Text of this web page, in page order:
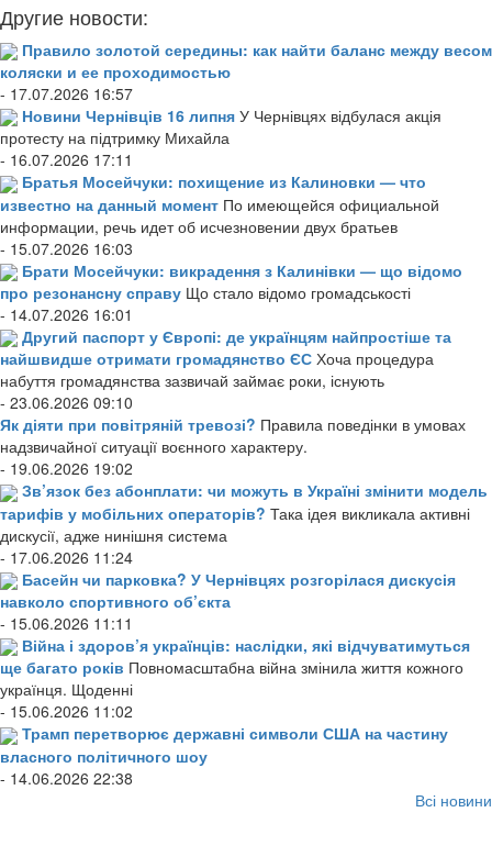
Другие новости:
Правило золотой середины: как найти баланс между весом
коляски и ее проходимостью
- 17.07.2026 16:57
Новини Чернівців 16 липня У Чернівцях відбулася акція
протесту на підтримку Михайла
- 16.07.2026 17:11
Братья Мосейчуки: похищение из Калиновки — что
известно на данный момент По имеющейся официальной
информации, речь идет об исчезновении двух братьев
- 15.07.2026 16:03
Брати Мосейчуки: викрадення з Калинівки — що відомо
про резонансну справу Що стало відомо громадськості
- 14.07.2026 16:01
Другий паспорт у Європі: де українцям найпростіше та
найшвидше отримати громадянство ЄС Хоча процедура
набуття громадянства зазвичай займає роки, існують
- 23.06.2026 09:10
Як діяти при повітряній тревозі? Правила поведінки в умовах
надзвичайної ситуації воєнного характеру.
- 19.06.2026 19:02
Зв’язок без абонплати: чи можуть в Україні змінити модель
тарифів у мобільних операторів? Така ідея викликала активні
дискусії, адже нинішня система
- 17.06.2026 11:24
Басейн чи парковка? У Чернівцях розгорілася дискусія
навколо спортивного об’єкта
- 15.06.2026 11:11
Війна і здоров’я українців: наслідки, які відчуватимуться
ще багато років Повномасштабна війна змінила життя кожного
українця. Щоденні
- 15.06.2026 11:02
Трамп перетворює державні символи США на частину
власного політичного шоу
- 14.06.2026 22:38
Всі новини